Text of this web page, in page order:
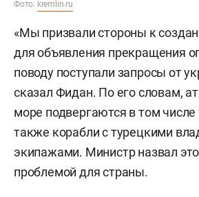
Фото: kremlin.ru
«Мы призвали стороны к
для объявления прекращения
поводу поступали запросы от
сказал Фидан. По его словам,
море подвергаются в том числе
также корабли с турецкими
экипажами. Министр назвал
проблемой для страны.